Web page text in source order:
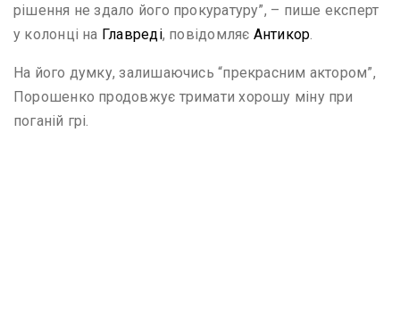
рішення не здало його прокуратуру”, – пише експерт
у колонці на Главреді, повідомляє Антикор
На його думку, залишаючись “прекрасним актором”,
Порошенко продовжує тримати хорошу міну при
поганій грі.